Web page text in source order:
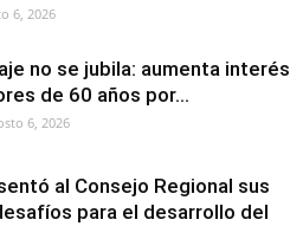
6, 2026
no se jubila: aumenta interés
de 60 años por...
6, 2026
al Consejo Regional sus
para el desarrollo del